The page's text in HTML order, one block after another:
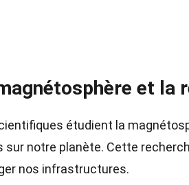
et la
étudient la
sur notre planète. Cette
nos infrastructures.